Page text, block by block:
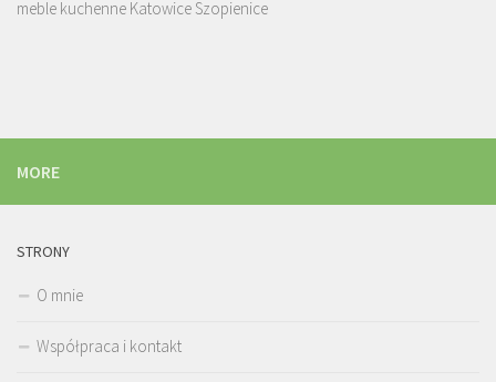
meble kuchenne Katowice Szopienice
MORE
STRONY
O mnie
Współpraca i kontakt